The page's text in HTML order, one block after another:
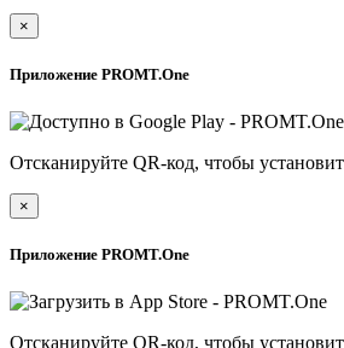
×
Приложение PROMT.One
Отсканируйте QR-код, чтобы
×
Приложение PROMT.One
Отсканируйте QR-код, чтобы